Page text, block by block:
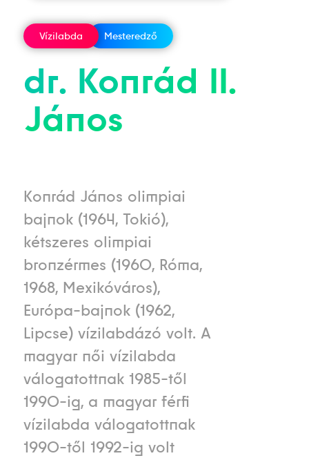
Vízilabda Mesteredző
dr. Konrád II.
János
Konrád János olimpiai
bajnok (1964, Tokió),
kétszeres olimpiai
bronzérmes (1960, Róma,
1968, Mexikóváros),
Európa-bajnok (1962,
Lipcse) vízilabdázó volt. A
magyar női vízilabda
válogatottnak 1985-től
1990-ig, a magyar férfi
vízilabda válogatottnak
1990-től 1992-ig volt